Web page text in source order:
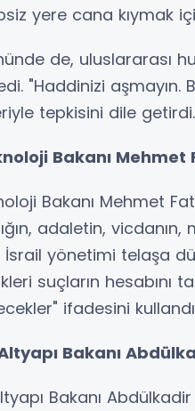
yere cana kıymak
de, uluslararası
"Haddinizi aşmayın.
tepkisini dile getirdi.
Bakanı Mehmet
Bakanı Mehmet
adaletin,
İsrail yönetimi telaşa
suçların hesabını
ifadesini
Bakanı
Bakanı